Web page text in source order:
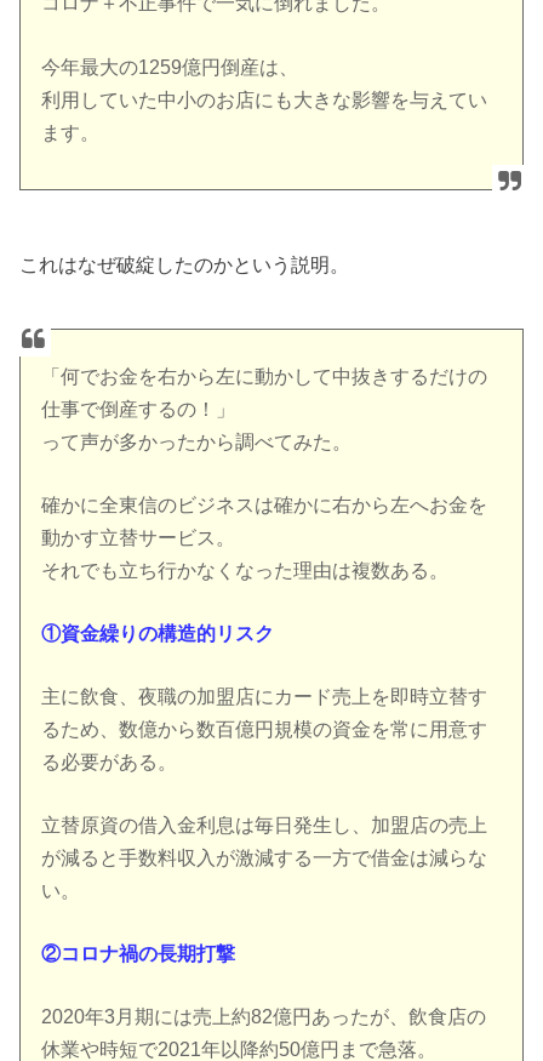
今年最大の1259億円倒産は、
利用していた中小のお店にも大きな影響を与えてい
ます。
これはなぜ破綻したのかという説明。
「何でお金を右から左に動かして中抜きするだけの
仕事で倒産するの！」
って声が多かったから調べてみた。
確かに全東信のビジネスは確かに右から左へお金を
動かす立替サービス。
それでも立ち行かなくなった理由は複数ある。
①資金繰りの構造的リスク
主に飲食、夜職の加盟店にカード売上を即時立替す
るため、数億から数百億円規模の資金を常に用意す
る必要がある。
立替原資の借入金利息は毎日発生し、加盟店の売上
が減ると手数料収入が激減する一方で借金は減らな
い。
②コロナ禍の長期打撃
2020年3月期には売上約82億円あったが、飲食店の
休業や時短で2021年以降約50億円まで急落。